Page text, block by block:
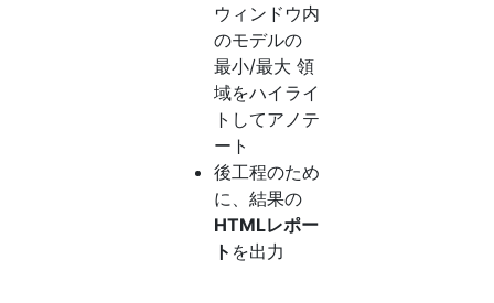
ウィンドウ内
のモデルの
最小/最大 領
域をハイライ
トしてアノテ
ート
後工程のため
に、結果の
HTMLレポー
ト を出力